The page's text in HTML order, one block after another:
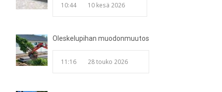
10:44 10 kesä 2026
Oleskelupihan muodonmuutos
11:16 28 touko 2026